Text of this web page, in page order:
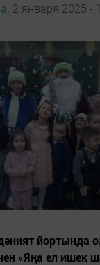
2 января 2025 -
йортында
«Яңа ел ишек